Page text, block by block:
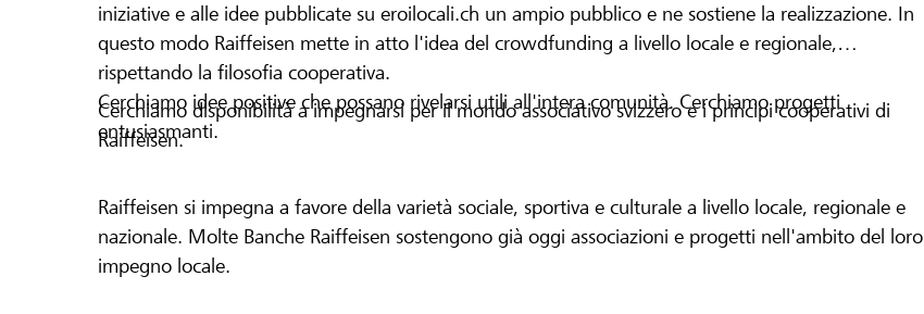
iniziative e alle idee pubblicate su eroilocali.ch un ampio pubblico e ne sostiene la realizzazione. In
questo modo Raiffeisen mette in atto l'idea del crowdfunding a livello locale e regionale,
rispettando la filosofia cooperativa.
Cerchiamo idee positive che possano rivelarsi utili all'intera comunità. Cerchiamo progetti
entusiasmanti.
Cerchiamo disponibilità a impegnarsi per il mondo associativo svizzero e i principi cooperativi di
Raiffeisen.
Raiffeisen si impegna a favore della varietà sociale, sportiva e culturale a livello locale, regionale e
nazionale. Molte Banche Raiffeisen sostengono già oggi associazioni e progetti nell'ambito del loro
impegno locale.